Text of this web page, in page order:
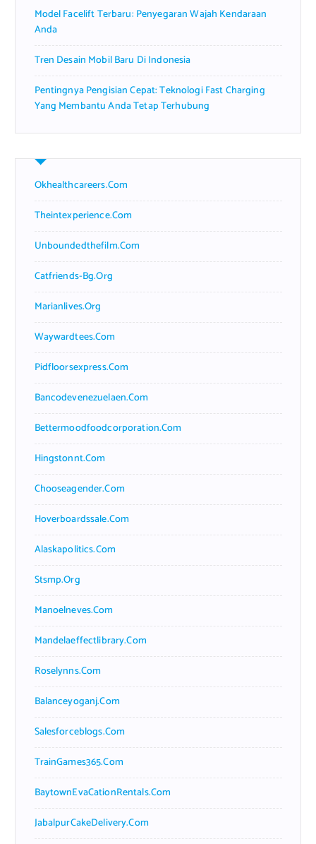
Model Facelift Terbaru: Penyegaran Wajah Kendaraan
Anda
Tren Desain Mobil Baru Di Indonesia
Pentingnya Pengisian Cepat: Teknologi Fast Charging
Yang Membantu Anda Tetap Terhubung
Okhealthcareers.com
Theintexperience.com
Unboundedthefilm.com
Catfriends-Bg.org
Marianlives.org
Waywardtees.com
Pidfloorsexpress.com
Bancodevenezuelaen.com
Bettermoodfoodcorporation.com
Hingstonnt.com
Chooseagender.com
Hoverboardssale.com
Alaskapolitics.com
Stsmp.org
Manoelneves.com
Mandelaeffectlibrary.com
Roselynns.com
Balanceyoganj.com
Salesforceblogs.com
TrainGames365.com
BaytownEvaCationRentals.com
JabalpurCakeDelivery.com